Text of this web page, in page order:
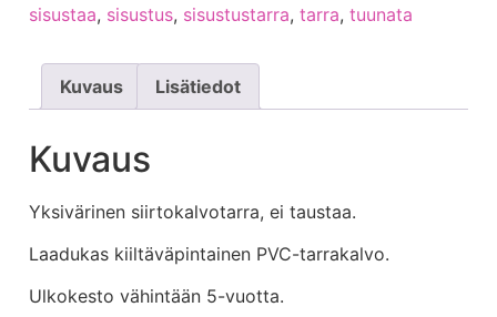
sisustaa, sisustus, sisustustarra, tarra, tuunata
Kuvaus Lisätiedot
Kuvaus
Yksivärinen siirtokalvotarra, ei taustaa.
Laadukas kiiltäväpintainen PVC-tarrakalvo.
Ulkokesto vähintään 5-vuotta.